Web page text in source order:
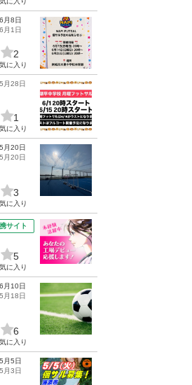
月8日
月1日
2
に入り
月28日
1
に入り
月20日
月20日
3
に入り
サイト
5
に入り
月10日
月18日
6
に入り
月5日
月3日